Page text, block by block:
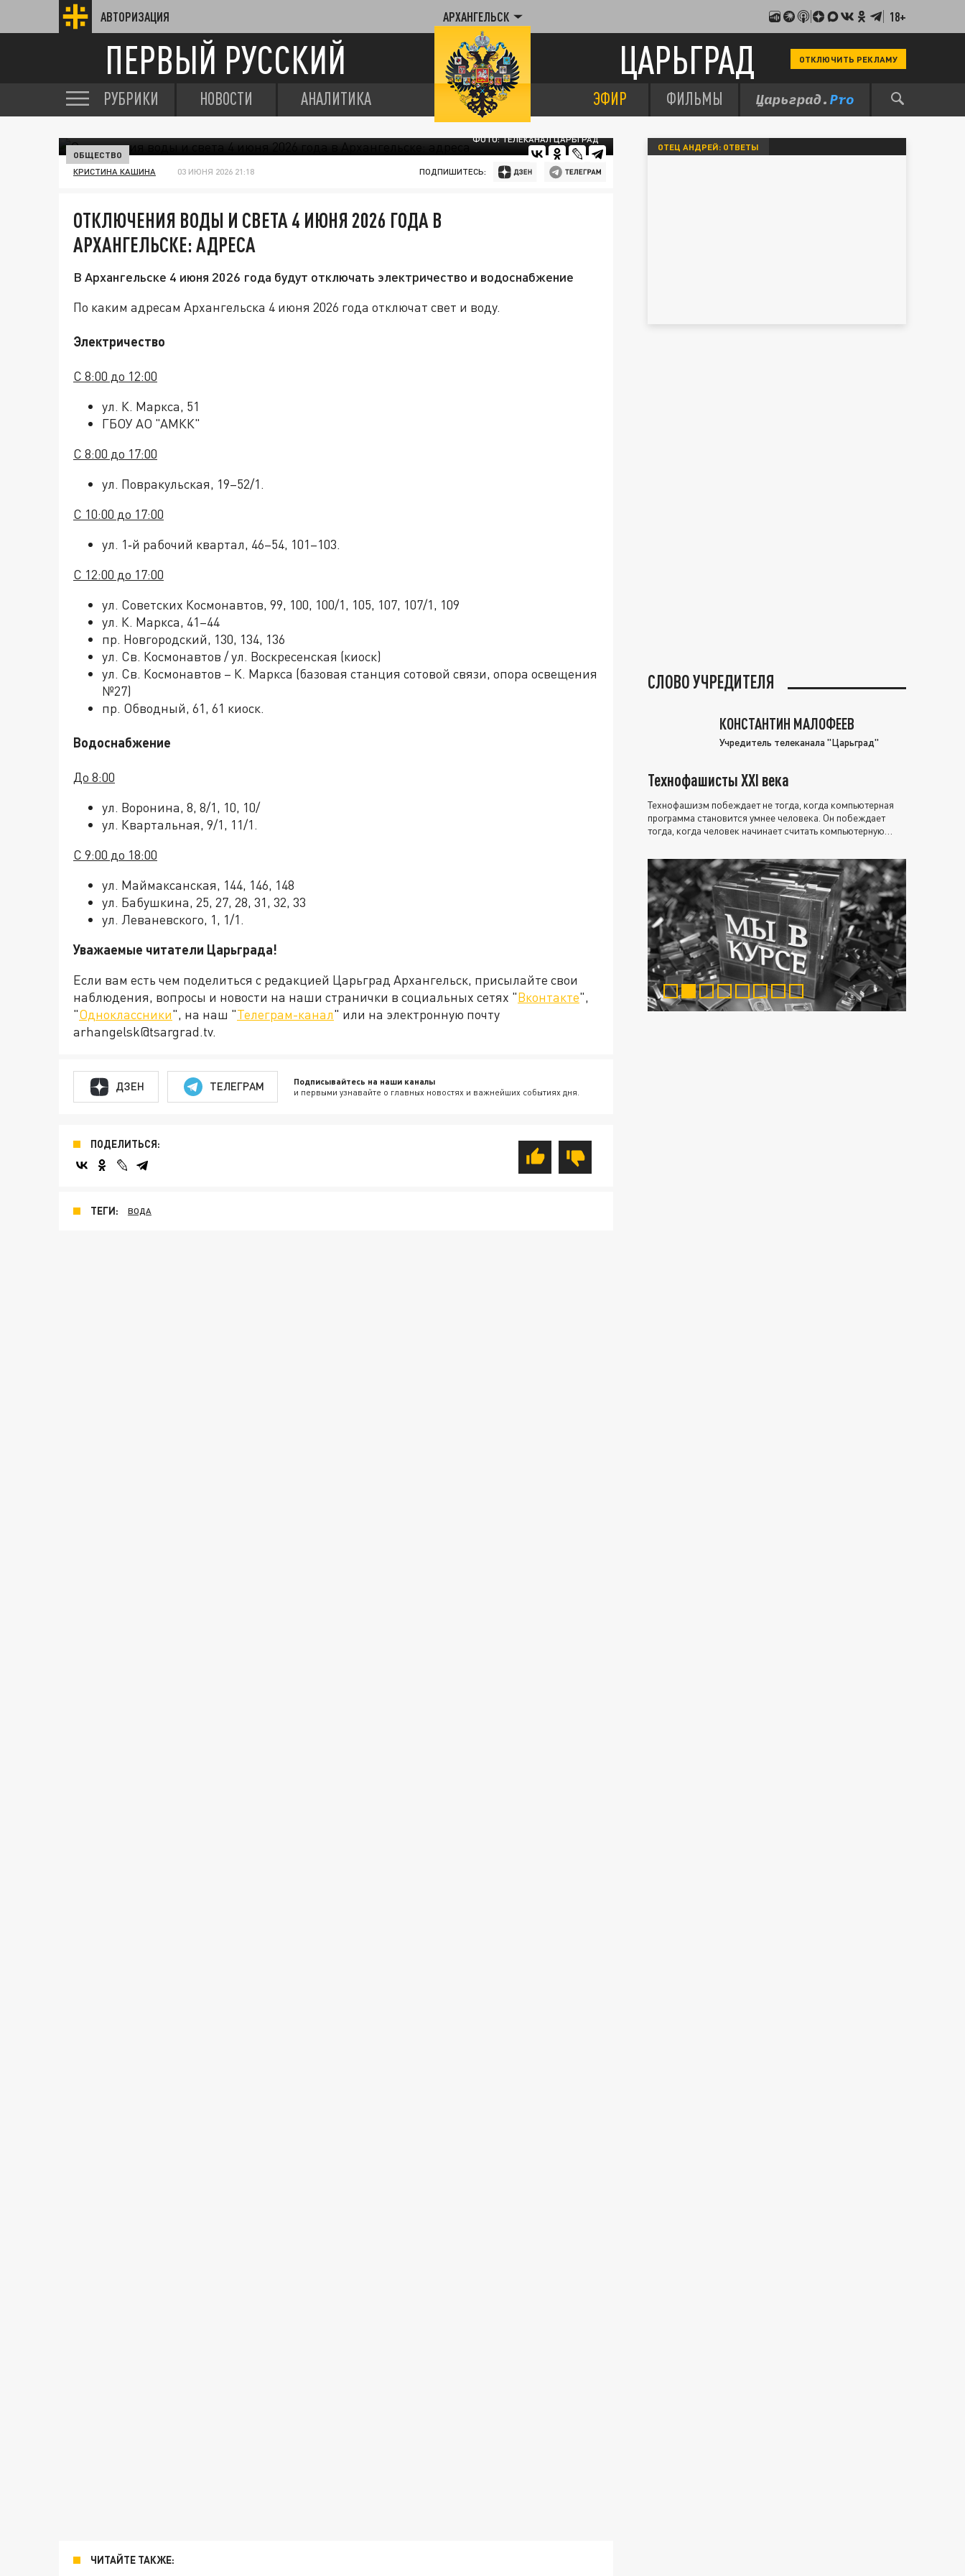
АВТОРИЗАЦИЯ АРХАНГЕЛЬСК 18+
ПЕРВЫЙ РУССКИЙ ЦАРЬГРАД ОТКЛЮЧИТЬ РЕКЛАМУ
РУБРИКИ НОВОСТИ АНАЛИТИКА ЭФИР ФИЛЬМЫ
ФОТО: ТЕЛЕКАНАЛ ЦАРЬГРАД
ОБЩЕСТВО
КРИСТИНА КАШИНА 03 ИЮНЯ 2026 21:18 ПОДПИШИТЕСЬ:
ОТКЛЮЧЕНИЯ ВОДЫ И СВЕТА 4 ИЮНЯ 2026 ГОДА В
АРХАНГЕЛЬСКЕ: АДРЕСА
В Архангельске 4 июня 2026 года будут отключать электричество и водоснабжение
По каким адресам Архангельска 4 июня 2026 года отключат свет и воду.
Электричество
С 8:00 до 12:00
ул. К. Маркса, 51
ГБОУ АО "АМКК"
С 8:00 до 17:00
ул. Повракульская, 19–52/1.
С 10:00 до 17:00
ул. 1‑й рабочий квартал, 46–54, 101–103.
С 12:00 до 17:00
ул. Советских Космонавтов, 99, 100, 100/1, 105, 107, 107/1, 109
ул. К. Маркса, 41–44
пр. Новгородский, 130, 134, 136
ул. Св. Космонавтов / ул. Воскресенская (киоск)
ул. Св. Космонавтов – К. Маркса (базовая станция сотовой связи, опора освещения
№27)
пр. Обводный, 61, 61 киоск.
Водоснабжение
До 8:00
ул. Воронина, 8, 8/1, 10, 10/
ул. Квартальная, 9/1, 11/1.
С 9:00 до 18:00
ул. Маймаксанская, 144, 146, 148
ул. Бабушкина, 25, 27, 28, 31, 32, 33
ул. Леваневского, 1, 1/1.
Уважаемые читатели Царьграда!
Если вам есть чем поделиться с редакцией Царьград Архангельск, присылайте свои
наблюдения, вопросы и новости на наши странички в социальных сетях "Вконтакте",
"Одноклассники", на наш "Телеграм-канал" или на электронную почту
arhangelsk@tsargrad.tv.
ДЗЕН ТЕЛЕГРАМ Подписывайтесь на наши каналы
и первыми узнавайте о главных новостях и важнейших событиях дня.
ПОДЕЛИТЬСЯ:
ТЕГИ: ВОДА
ЧИТАЙТЕ ТАКЖЕ:
ОТЕЦ АНДРЕЙ: ОТВЕТЫ
СЛОВО УЧРЕДИТЕЛЯ
КОНСТАНТИН МАЛОФЕЕВ
Учредитель телеканала "Царьград"
Технофашисты XXI века
Технофашизм побеждает не тогда, когда компьютерная
программа становится умнее человека. Он побеждает
тогда, когда человек начинает считать компьютерную